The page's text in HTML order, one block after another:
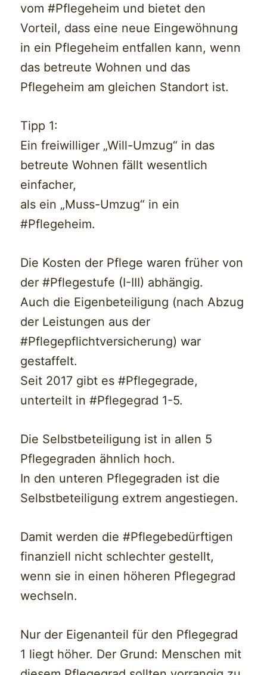
vom #Pflegeheim und bietet den
Vorteil, dass eine neue Eingewöhnung
in ein Pflegeheim entfallen kann, wenn
das betreute Wohnen und das
Pflegeheim am gleichen Standort ist.
Tipp 1:
Ein freiwilliger „Will-Umzug“ in das
betreute Wohnen fällt wesentlich
einfacher,
als ein „Muss-Umzug“ in ein
#Pflegeheim.
Die Kosten der Pflege waren früher von
der #Pflegestufe (I-III) abhängig.
Auch die Eigenbeteiligung (nach Abzug
der Leistungen aus der
#Pflegepflichtversicherung) war
gestaffelt.
Seit 2017 gibt es #Pflegegrade,
unterteilt in #Pflegegrad 1-5.
Die Selbstbeteiligung ist in allen 5
Pflegegraden ähnlich hoch.
In den unteren Pflegegraden ist die
Selbstbeteiligung extrem angestiegen.
Damit werden die #Pflegebedürftigen
finanziell nicht schlechter gestellt,
wenn sie in einen höheren Pflegegrad
wechseln.
Nur der Eigenanteil für den Pflegegrad
1 liegt höher. Der Grund: Menschen mit